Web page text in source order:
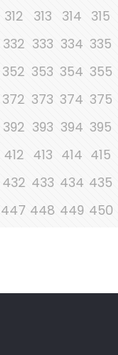
312 313 314 315
332 333 334 335
352 353 354 355
372 373 374 375
392 393 394 395
412 413 414 415
432 433 434 435
447 448 449 450